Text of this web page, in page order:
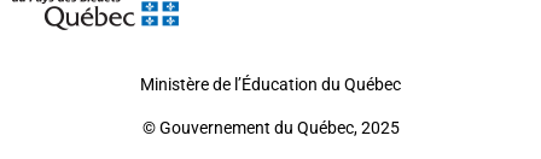
Ministère de l’Éducation du Québec
© Gouvernement du Québec, 2025